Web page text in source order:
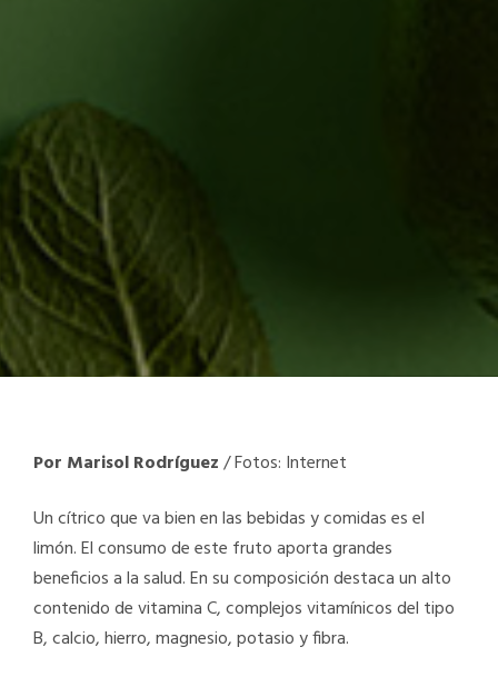
Por Marisol Rodríguez/ Fotos: Internet
Un cítrico que va bien en las bebidas y comidas es el
limón. El consumo de este fruto aporta grandes
beneficios a la salud. En su composición destaca un alto
contenido de vitamina C, complejos vitamínicos del tipo
B, calcio, hierro, magnesio, potasio y fibra.